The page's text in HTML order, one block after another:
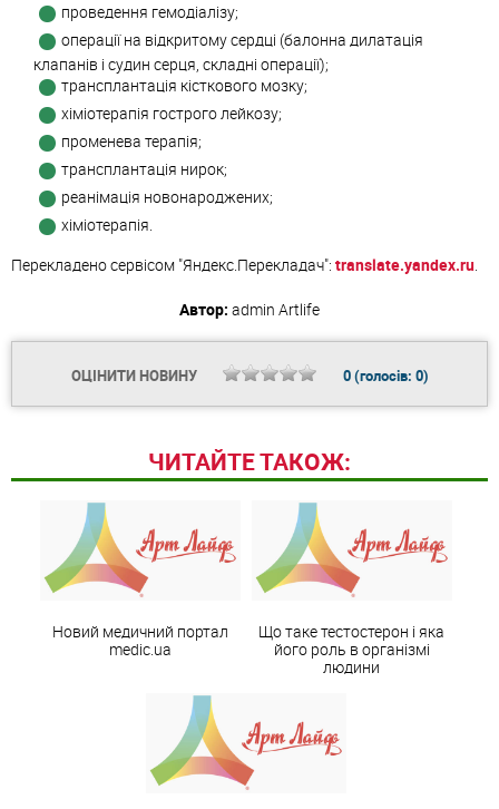
проведення гемодіалізу;
операції на відкритому сердці (балонна дилатація
клапанів і судин серця, складні операції);
трансплантація кісткового мозку;
хіміотерапія гострого лейкозу;
променева терапія;
трансплантація нирок;
реанімація новонароджених;
хіміотерапія.
Перекладено сервісом "Яндекс.Перекладач": translate.yandex.ru
Автор: admin Artlife
ОЦІНИТИ НОВИНУ 0(голосів: 0)
ЧИТАЙТЕ ТАКОЖ:
Новий медичний портал
medic.ua
Що таке тестостерон і яка
його роль в організмі
людини